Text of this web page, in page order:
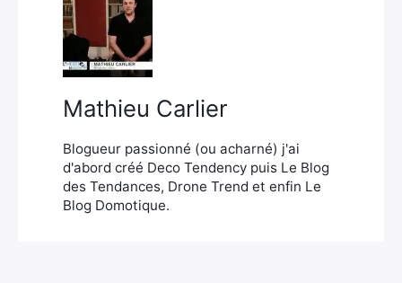
Mathieu Carlier
Blogueur passionné (ou acharné) j'ai
d'abord créé Deco Tendency puis Le Blog
des Tendances, Drone Trend et enfin Le
Blog Domotique.
Rechercher
: